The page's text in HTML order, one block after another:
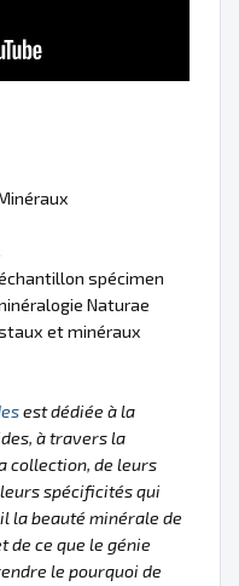
spécimen
Naturae
et minéraux
est dédiée à la
à travers la
collection, de leurs
spécificités qui
la beauté minérale de
de ce que le génie
le pourquoi de